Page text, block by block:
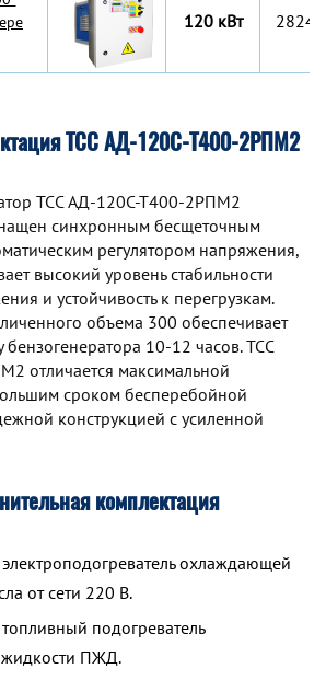
120 кВт
ТСС АД-120С-Т400-2РПМ2
TCC АД-120С-Т400-2РПМ2
синхронным беcщеточным
регулятором напряжения,
высокий уровень стабильности
и устойчивость к перегрузкам.
объема 300 обеспечивает
10-12 часов. TCC
отличается максимальной
сроком бесперебойной
конструкцией с усиленной
комплектация
охлаждающей
от сети 220 В.
подогреватель
ПЖД.